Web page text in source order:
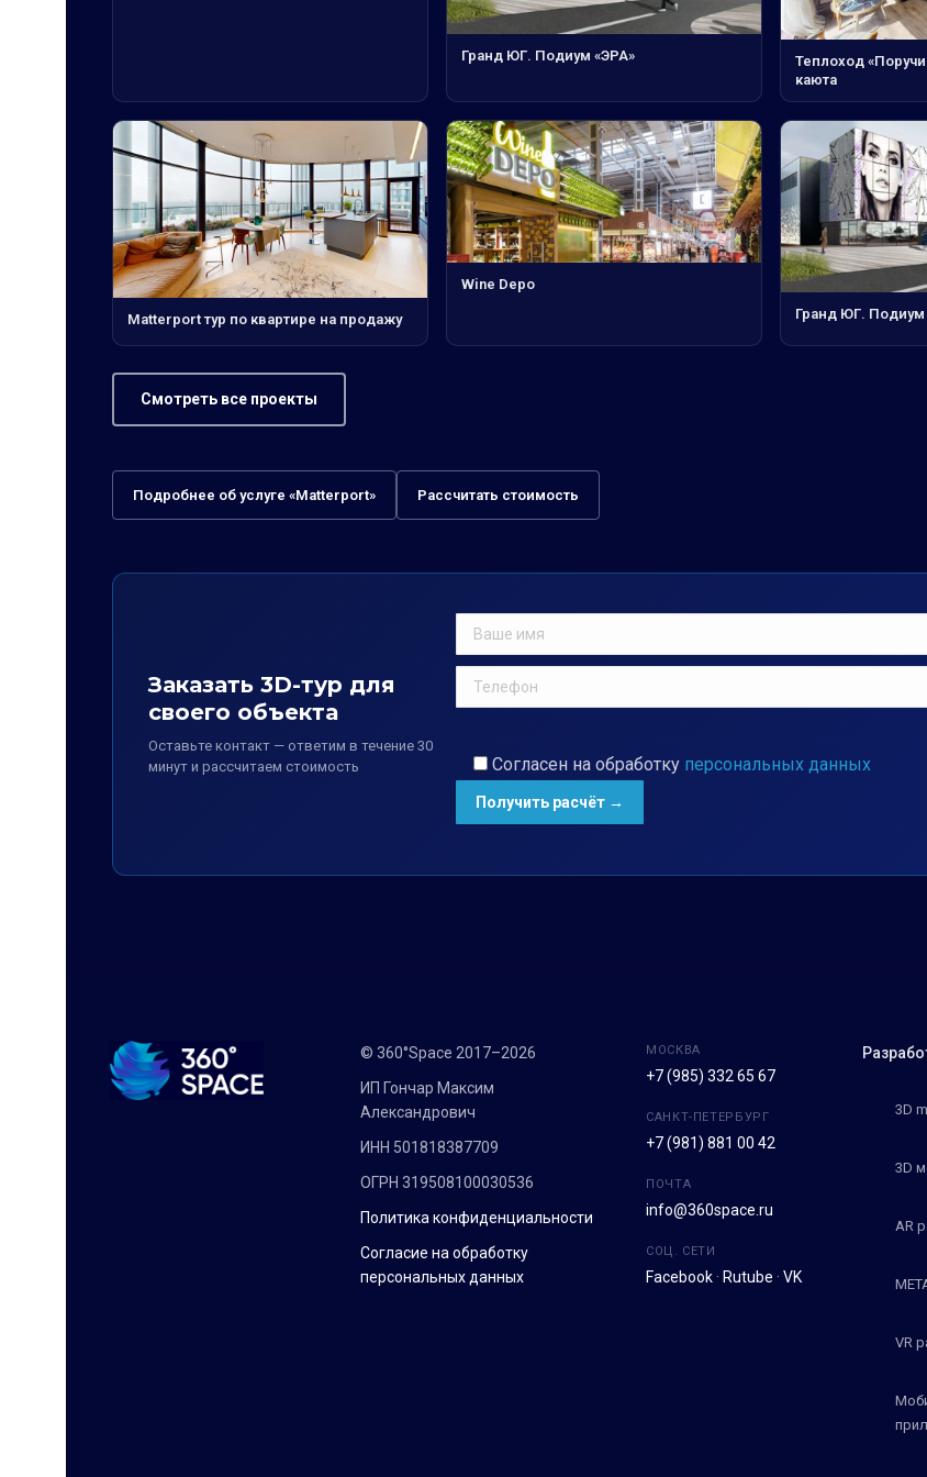
Гранд ЮГ. Подиум «ЭРА»
Теплоход
каюта
Matterport тур по квартире на продажу
Wine Depo
Гранд ЮГ. Подиум
Смотреть все проекты
Подробнее об услуге «Matterport» Рассчитать стоимость
Заказать 3D-тур для
своего объекта
Оставьте контакт — ответим в течение 30
минут и рассчитаем стоимость
Согласен на обработку персональных данных
© 360°Space 2017–2026
ИП Гончар Максим
Александрович
ИНН 501818387709
ОГРН 319508100030536
Политика конфиденциальности
Согласие на обработку
персональных данных
МОСКВА
+7 (985) 332 65 67
САНКТ-ПЕТЕРБУРГ
+7 (981) 881 00 42
ПОЧТА
info@360space.ru
СОЦ. СЕТИ
Facebook· Rutube · VK
3D
3D
AR
VR